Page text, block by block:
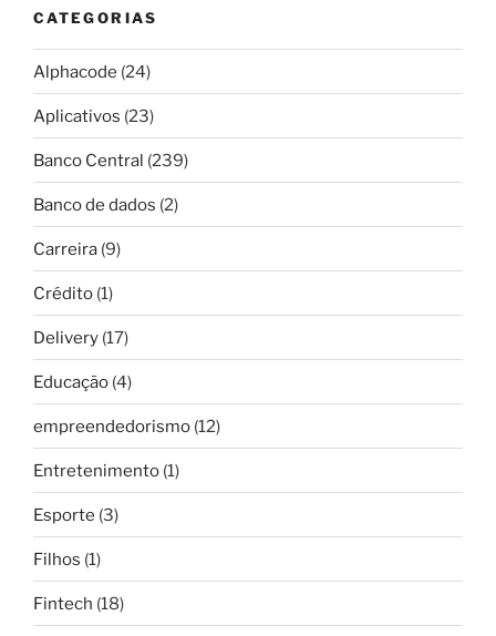
CATEGORIAS
Alphacode (24)
Aplicativos (23)
Banco Central (239)
Banco de dados (2)
Carreira (9)
Crédito (1)
Delivery (17)
Educação (4)
empreendedorismo (12)
Entretenimento (1)
Esporte (3)
Filhos (1)
Fintech (18)